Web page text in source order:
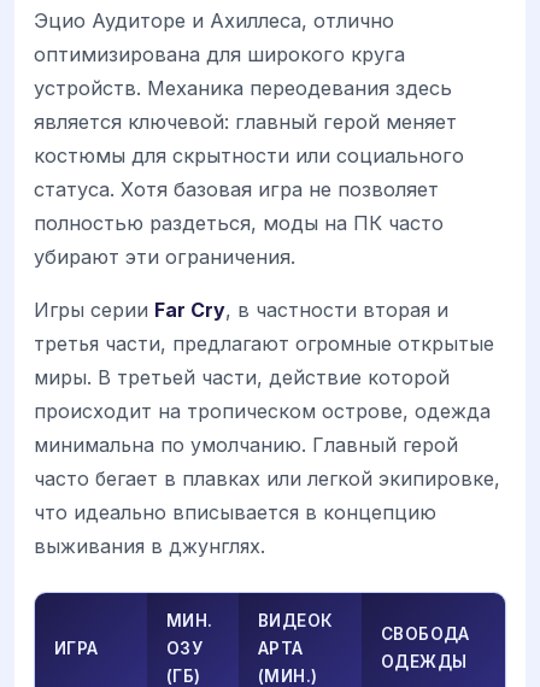
Эцио Аудиторе и Ахиллеса, отлично
оптимизирована для широкого круга
устройств. Механика переодевания здесь
является ключевой: главный герой меняет
костюмы для скрытности или социального
статуса. Хотя базовая игра не позволяет
полностью раздеться, моды на ПК часто
убирают эти ограничения.
Игры серии Far Cry, в частности вторая и
третья части, предлагают огромные открытые
миры. В третьей части, действие которой
происходит на тропическом острове, одежда
минимальна по умолчанию. Главный герой
часто бегает в плавках или легкой экипировке,
что идеально вписывается в концепцию
выживания в джунглях.
ИГРА
МИН.
ОЗУ
(ГБ)
ВИДЕОК
АРТА
(МИН.)
СВОБОДА
ОДЕЖДЫ